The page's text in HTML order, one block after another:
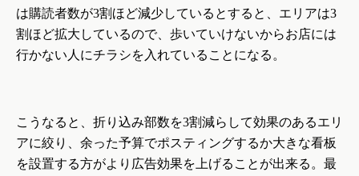
は購読者数が3割ほど減少しているとすると、エリアは3
割ほど拡大しているので、歩いていけないからお店には
行かない人にチラシを入れていることになる。
こうなると、折り込み部数を3割減らして効果のあるエリ
アに絞り、余った予算でポスティングするか大きな看板
を設置する方がより広告効果を上げることが出来る。最